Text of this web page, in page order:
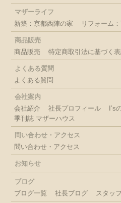
マザーライフ
新築：京都西陣の家
リフォーム
商品販売
商品販売
特定商取引法に基づく
よくある質問
よくある質問
会社案内
会社紹介
社長プロフィール
I’s
季刊誌 マザーハウス
問い合わせ・アクセス
問い合わせ・アクセス
お知らせ
ブログ
ブログ一覧
社長ブログ スタッ